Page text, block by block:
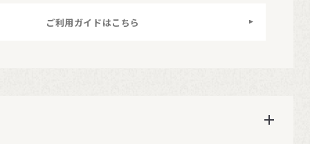
ご利用ガイドはこちら